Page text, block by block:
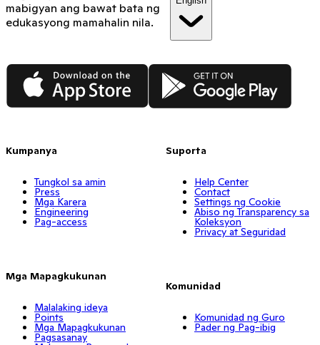
mabigyan ang bawat bata ng
edukasyong mamahalin nila.
App Store Google Play
Kumpanya
Tungkol sa amin
Press
Mga Karera
Engineering
Pag-access
Mga Mapagkukunan
Malalaking ideya
Points
Mga Mapagkukunan
Pagsasanay
Suporta
Help Center
Contact
Settings ng Cookie
Abiso ng Transparency sa
Koleksyon
Privacy at Seguridad
Komunidad
Komunidad ng Guro
Pader ng Pag-ibig